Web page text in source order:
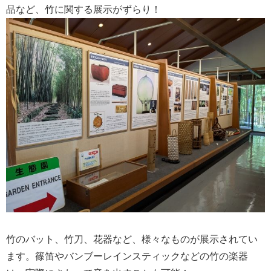
品など、竹に関する展示がずらり！
竹のバット、竹刀、花器など、様々なものが展示されてい
ます。篠笛やバンブーレインスティックなどの竹の楽器